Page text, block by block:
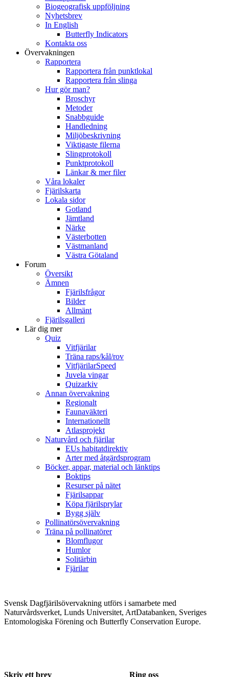
Biogeografisk uppföljning
Nyhetsbrev
In English
Butterfly Indicators
Kontakta oss
Övervakningen
Rapportera
Rapportera från punktlokal
Rapportera från slinga
Hur gör man?
Broschyr
Metoder
Snabbguide
Handledning
Miljöbeskrivning
Viktigaste filerna
Slingprotokoll
Punktprotokoll
Länkar & mer filer
Våra lokaler
Fjärilskarta
Lokala sidor
Gotland
Jämtland
Närke
Västerbotten
Västmanland
Västra Götaland
Forum
Översikt
Ämnen
Fjärilsfrågor
Bilder
Allmänt
Fjärilsgalleri
Lär dig mer
Quiz
Vitfjärilar
Träna raps/kål/rov
VitfjärilarSpeed
Juvela vingar
Quizarkiv
Annan övervakning
Regionalt
Faunaväkteri
Internationellt
Atlasprojekt
Naturvård och fjärilar
EUs habitatdirektiv
Arter med åtgärdsprogram
Böcker, appar, material och länktips
Boktips
Resurser på nätet
Fjärilsappar
Köpa fjärilsprylar
Bygg själv
Pollinatörsövervakning
Träna på pollinatörer
Blomflugor
Humlor
Solitärbin
Fjärilar
Svensk Dagfjärilsövervakning utförs i samarbete med
Naturvårdsverket, Lunds Universitet, ArtDatabanken, Sveriges
Entomologiska Förening och Butterfly Conservation Europe.
Skriv ett brev Ring oss